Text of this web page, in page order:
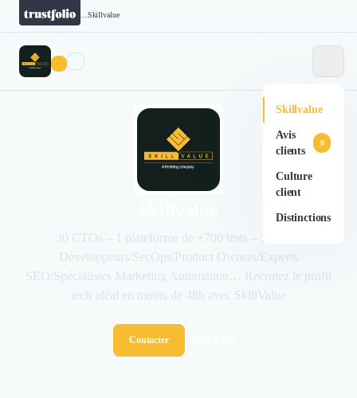
Skillvalue
Skillvalue
Avis
clients
0
Culture
client
Distinctions
30 CTOs – 1 plateforme de +700 tests – 500 000
Développeurs/SecOps/Product Owners/Experts
SEO/Spécialistes Marketing Automation… Recrutez le profil
tech idéal en moins de 48h avec SkillValue
Contacter